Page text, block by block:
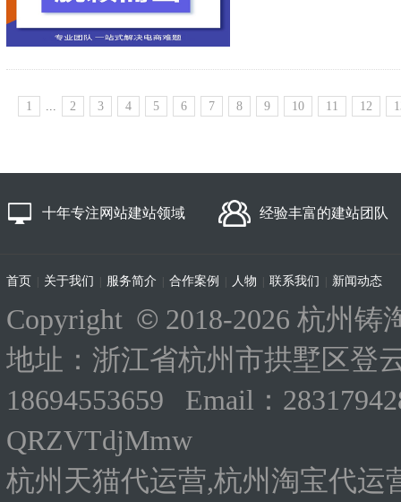
1 ... 2 3 4 5 6 7 8 9 10 11 12
十年专注网站建站领域 经验丰富的建站团队
首页 关于我们 服务简介 合作案例 人物 联系我们 新闻动态
Copyright © 2018-2026 杭州铸
地址：浙江省杭州市拱墅区登
18694553659 Email：
QRZVTdjMmw
杭州天猫代运营,杭州淘宝代运